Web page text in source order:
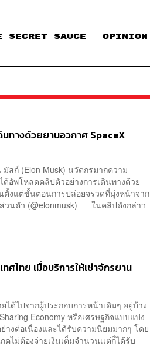
SECRET SAUCE​ OPINION
ทางด้วยยานอวกาศ SpaceX
สก์ (Elon Musk) นวัตกรมากความ
อัพโหลดคลิปตัวอย่างการเดินทางด้วย
ตั้งแต่ขั้นตอนการปล่อยจรวดที่มุ่งหน้าจาก
วนตัว (@elonmusk) ในคลิปดังกล่าว
ศไทย เมื่อบริการให้เช่าจักรยาน
ไปจากผู้ประกอบการหน้าเดิมๆ อยู่บ้าง
Economy หรือเศรษฐกิจแบบแบ่ง
างต่อเนื่องและได้รับความนิยมมากๆ โดย
ต้องจ่ายเงินเต็มจำนวนเเต่ก็ได้รับ